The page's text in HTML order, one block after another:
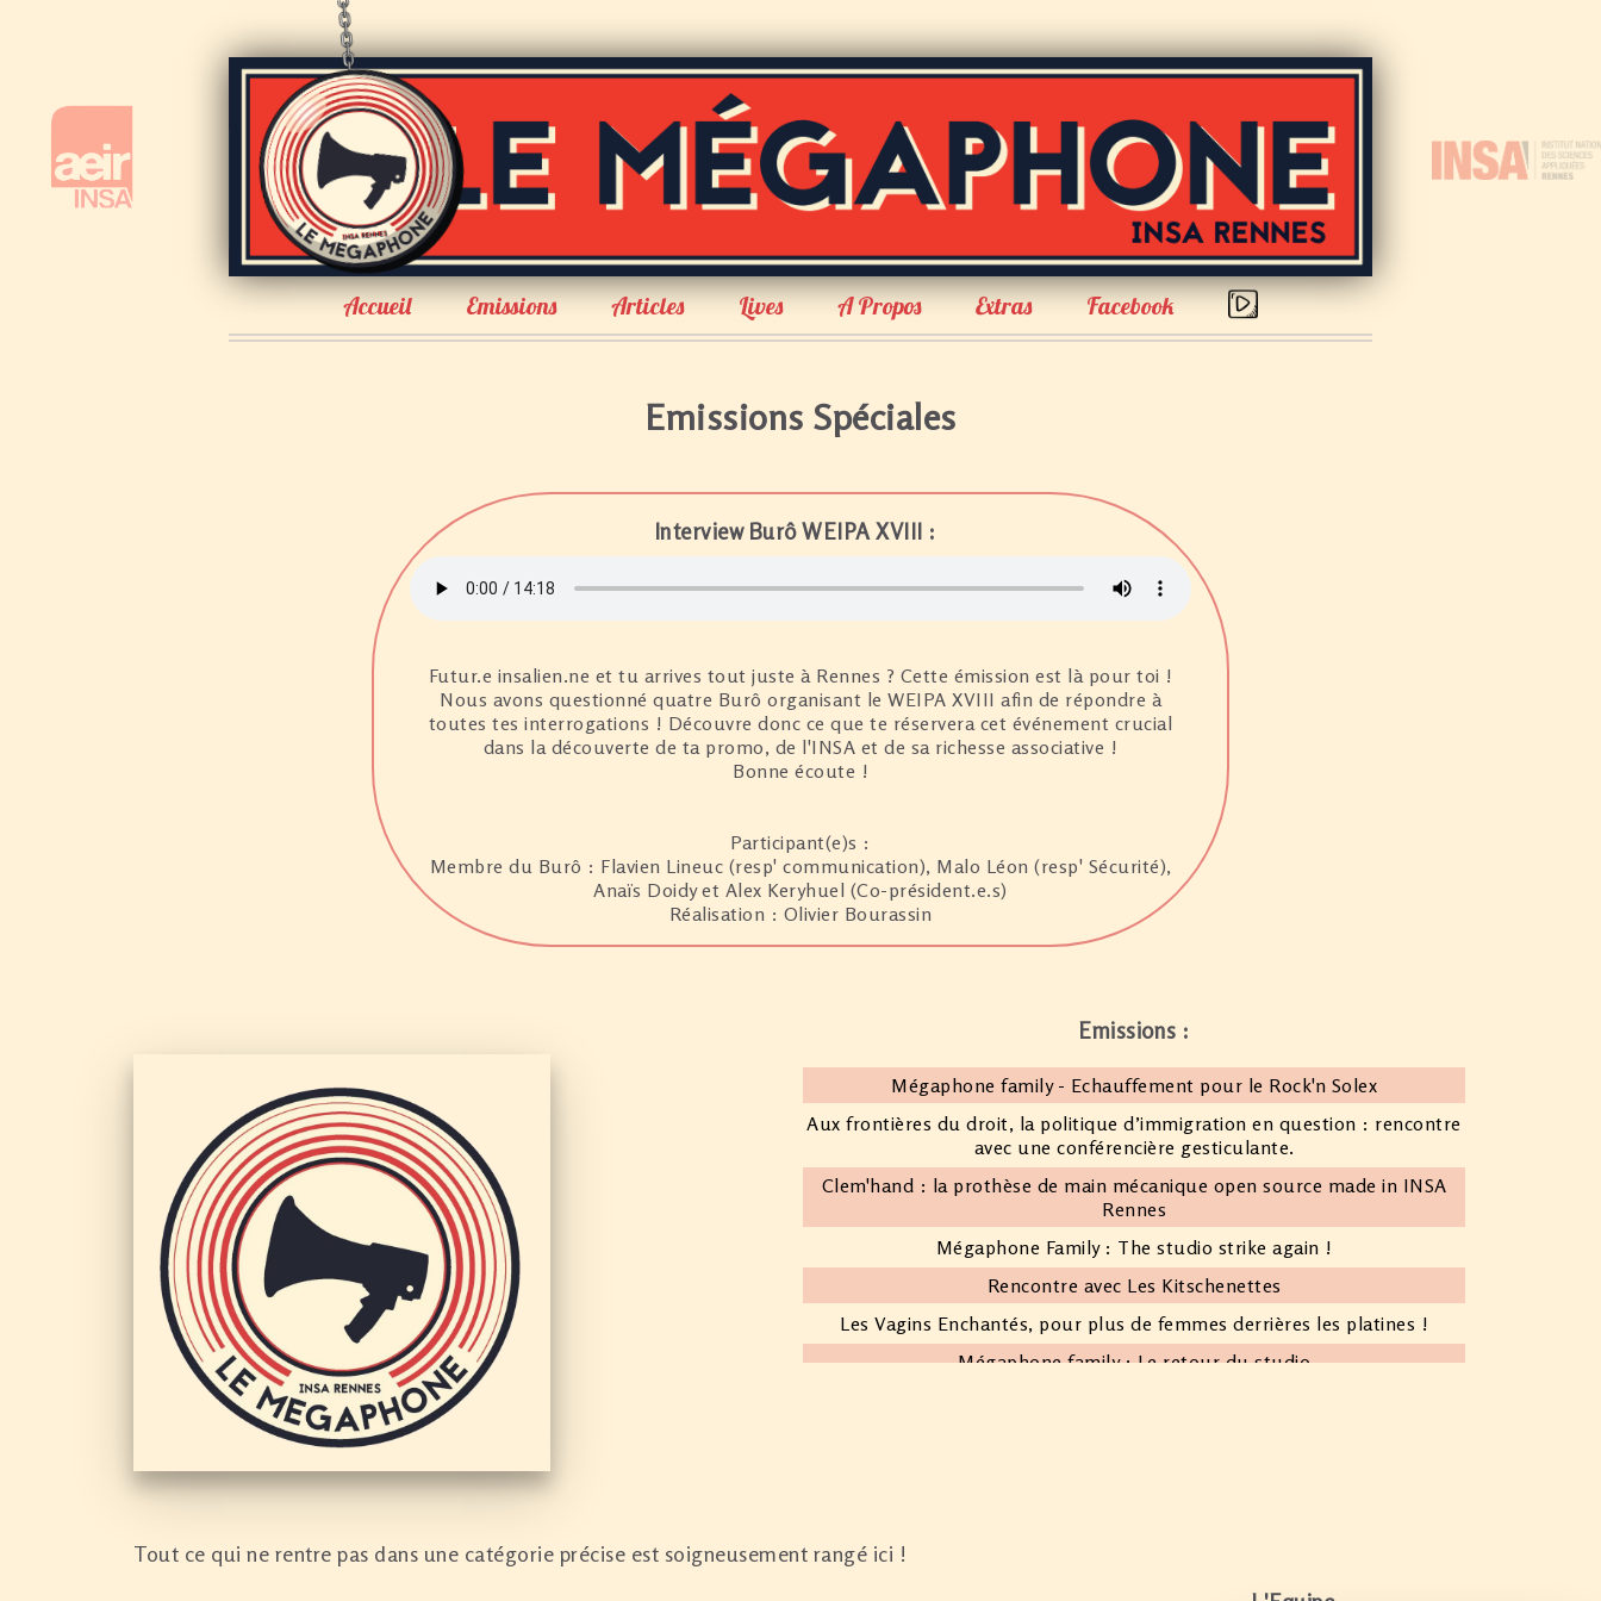
Accueil Emissions Articles Lives A Propos Extras Facebook
Emissions Spéciales
Interview Burô WEIPA XVIII :
Futur.e insalien.ne et tu arrives tout juste à Rennes ? Cette émission est là pour toi !
Nous avons questionné quatre Burô organisant le WEIPA XVIII afin de répondre à
toutes tes interrogations ! Découvre donc ce que te réservera cet événement crucial
dans la découverte de ta promo, de l'INSA et de sa richesse associative !
Bonne écoute !
Participant(e)s :
Membre du Burô : Flavien Lineuc (resp' communication), Malo Léon (resp' Sécurité),
Anaïs Doidy et Alex Keryhuel (Co-président.e.s)
Réalisation : Olivier Bourassin
Emissions :
Mégaphone family - Echauffement pour le Rock'n Solex
Aux frontières du droit, la politique d’immigration en question : rencontre
avec une conférencière gesticulante.
Clem'hand : la prothèse de main mécanique open source made in INSA
Rennes
Mégaphone Family : The studio strike again !
Rencontre avec Les Kitschenettes
Les Vagins Enchantés, pour plus de femmes derrières les platines !
Mégaphone family : Le retour du studio
Mégaphone family : Une bouffée d'air frais avant l'été (partie 1)
Entrevue avec Yoann Pencolé
Tout ce qui ne rentre pas dans une catégorie précise est soigneusement rangé ici !